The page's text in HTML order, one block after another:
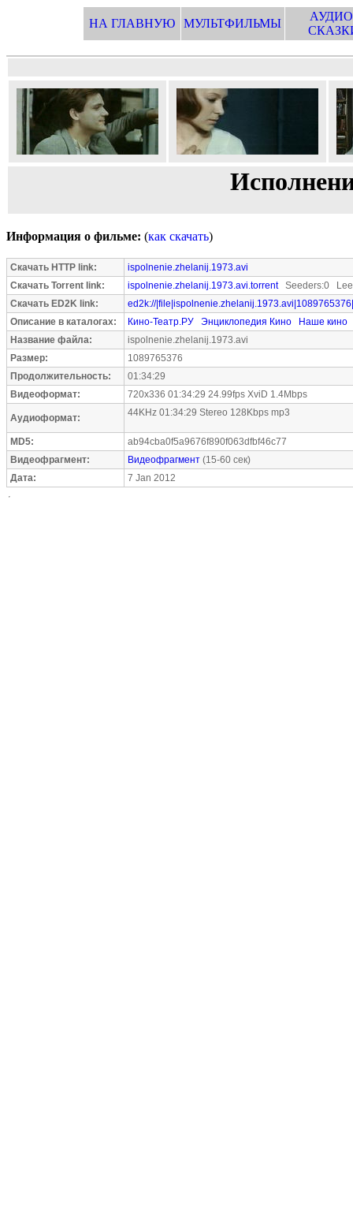
НА ГЛАВНУЮ МУЛЬТФИЛЬМЫ
Информация о фильме: (как скачать)
Скачать HTTP link:
ispolnenie.zhelanij.1973.avi
Скачать Torrent link:
ispolnenie.zhelanij.1973.avi.torrentSeeders:0
Скачать ED2K link:
ed2k://|file|ispolnenie.zhelanij.1973.avi|1089765376|
Описание в каталогах:
Кино-Театр.РУ Энциклопедия Кино
Наше кино
Название файла:
ispolnenie.zhelanij.1973.avi
Размер:
1089765376
Продолжительность:
01:34:29
Видеоформат:
720x336 01:34:29 24.99fps XviD 1.4Mbps
Аудиоформат: 44KHz 01:34:29 Stereo 128Kbps mp3
MD5:
ab94cba0f5a9676f890f063dfbf46c77
Видеофрагмент:
Видеофрагмент (15-60 сек)
Дата:
7 Jan 2012